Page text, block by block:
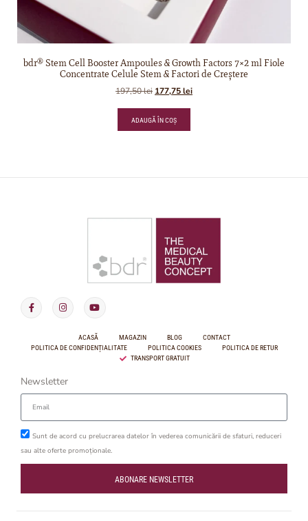
bdr® Stem Cell Booster Ampoules & Growth Factors 7×2 ml Fiole
Concentrate Celule Stem & Factori de Creștere
197,50lei 177,75lei
ADAUGĂ ÎN COȘ
ACASĂ MAGAZIN BLOG
CONTACT
POLITICA DE CONFIDENȚIALITATE
POLITICA COOKIES
POLITICA DE RETUR
TRANSPORT GRATUIT
Newsletter
Sunt de acord cu prelucrarea datelor în vederea comunicării de sfaturi, reduceri
sau alte oferte promoționale.
ABONARE NEWSLETTER